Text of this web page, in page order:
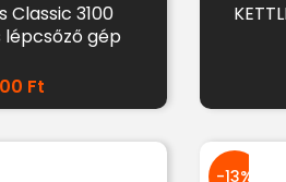
Classic 3100
lépcsőző gép
Ft
-13%